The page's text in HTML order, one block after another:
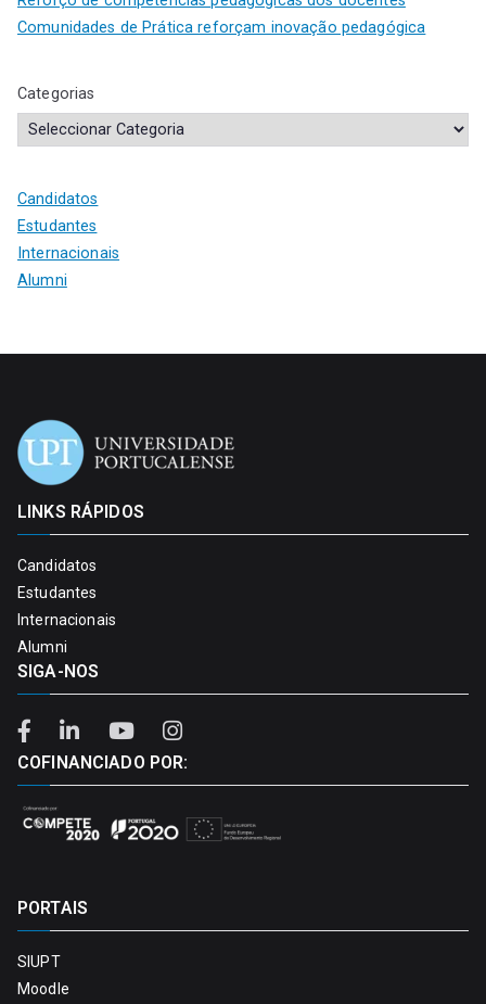
Comunidades de Prática reforçam inovação pedagógica
Categorias
Candidatos
Estudantes
Internacionais
Alumni
LINKS RÁPIDOS
Candidatos
Estudantes
Internacionais
Alumni
SIGA-NOS
COFINANCIADO POR:
PORTAIS
SIUPT
Moodle